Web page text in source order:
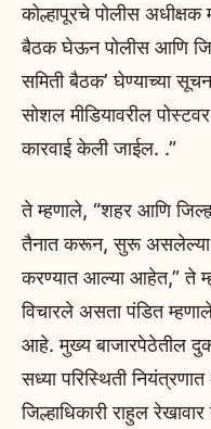
कोल्हापूरचे पोलीस अधीक्षक
बैठक घेऊन पोलीस आणि
समिती बैठक’ घेण्याच्या
सोशल मीडियावरील
कारवाई केली जाईल. .”
ते म्हणाले, “शहर आणि
तैनात करून, सुरू असलेल्या
करण्यात आल्या आहेत,” ते
विचारले असता पंडित
आहे. मुख्य बाजारपेठेतील
सध्या परिस्थिती
जिल्हाधिकारी राहुल